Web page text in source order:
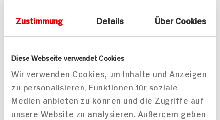
Zustimmung Details Über Cookies
Diese Webseite verwendet Cookies
Wir verwenden Cookies, um Inhalte und Anzeigen
zu personalisieren, Funktionen für soziale
Medien anbieten zu können und die Zugriffe auf
unsere Website zu analysieren. Außerdem geben
Deutschland
Passende Rezepte